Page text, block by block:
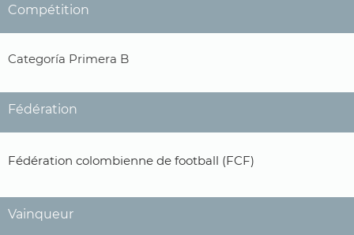
Compétition
Categoría Primera B
Fédération
Fédération colombienne de football (FCF)
Vainqueur